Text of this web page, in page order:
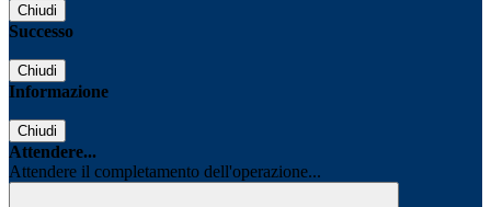
Chiudi
Successo
Chiudi
Informazione
Chiudi
Attendere...
Attendere il completamento dell'operazione...